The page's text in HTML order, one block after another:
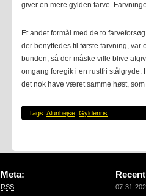
giver en mere gylden farve.
Et andet formål med de to
der benyttedes til første farvning, var
bunden, så der måske ville blive
omgang foregik i en rustfri
det nok have været samme høst,
Tags: Alunbejse Gyldenris
Meta:
RSS
07-31-